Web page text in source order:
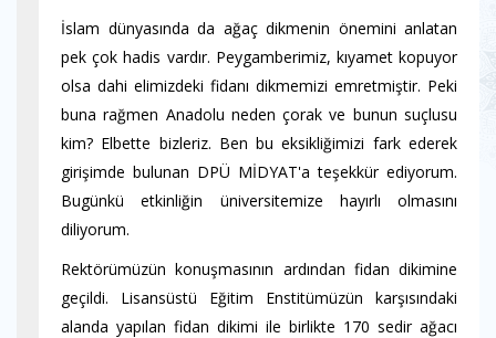
İslam dünyasında da ağaç dikmenin önemini anlatan
pek çok hadis vardır. Peygamberimiz, kıyamet kopuyor
olsa dahi elimizdeki fidanı dikmemizi emretmiştir. Peki
buna rağmen Anadolu neden çorak ve bunun suçlusu
kim? Elbette bizleriz. Ben bu eksikliğimizi fark ederek
girişimde bulunan DPÜ MİDYAT'a teşekkür ediyorum.
Bugünkü etkinliğin üniversitemize hayırlı olmasını
diliyorum.
Rektörümüzün konuşmasının ardından fidan dikimine
geçildi. Lisansüstü Eğitim Enstitümüzün karşısındaki
alanda yapılan fidan dikimi ile birlikte 170 sedir ağacı